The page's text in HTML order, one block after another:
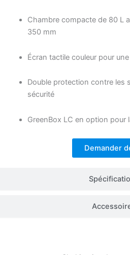
Chambre compacte de 80 L
350 mm
Écran tactile couleur pour
Double protection contre les
sécurité
GreenBox LC en option pour
Demander